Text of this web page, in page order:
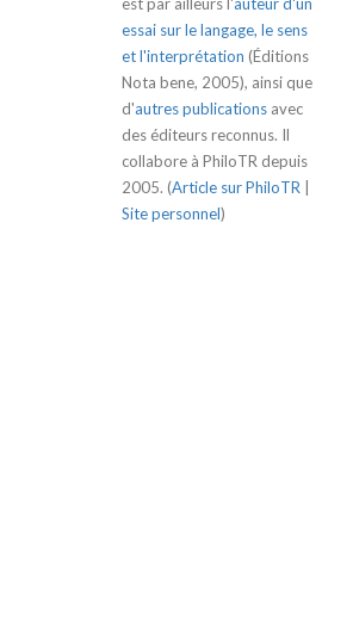
essai sur le langage, le sens
et l'interprétation (Éditions
Nota bene, 2005), ainsi que
d'autres publications avec
des éditeurs reconnus. Il
collabore à PhiloTR depuis
2005. (Article sur PhiloTR
Site personnel)